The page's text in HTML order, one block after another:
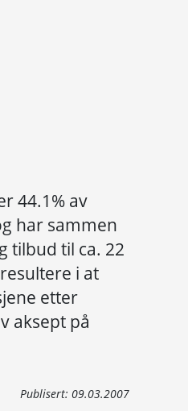
44.1% av
har sammen
tilbud til ca. 22
i at
etter
aksept på
Publisert: 09.03.2007